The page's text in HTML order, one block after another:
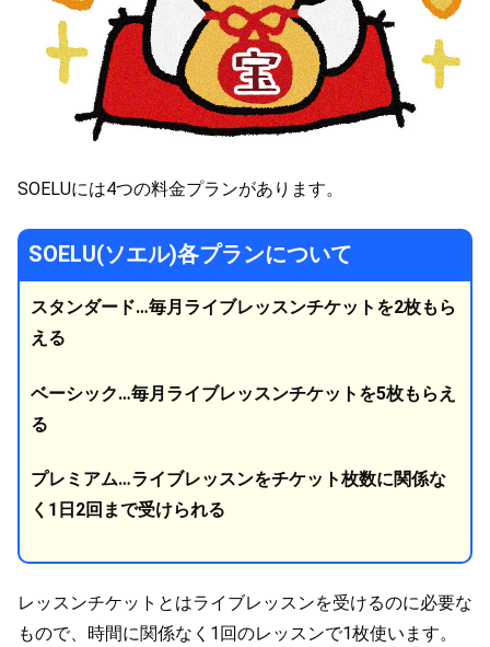
SOELUには4つの料金プランがあります。
SOELU(ソエル)各プランについて
スタンダード…毎月ライブレッスンチケットを2枚もら
える
ベーシック…毎月ライブレッスンチケットを5枚もらえ
る
プレミアム…ライブレッスンをチケット枚数に関係な
く1日2回まで受けられる
レッスンチケットとはライブレッスンを受けるのに必要な
もので、時間に関係なく1回のレッスンで1枚使います。